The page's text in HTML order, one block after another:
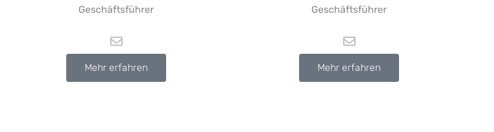
Geschäftsführer
Mehr erfahren
Geschäftsführer
Mehr erfahren